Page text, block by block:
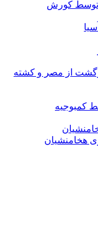
توسط کورش
از مصر و کشته
کمبوجیه
هخامنشیان